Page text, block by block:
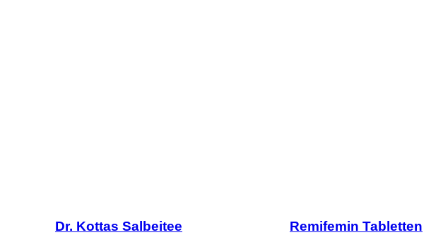
Dr. Kottas Salbeitee Remifemin Tabletten